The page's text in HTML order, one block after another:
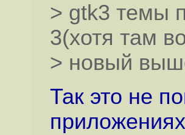
> gtk3 темы
3(хотя там
> новый
Так это не